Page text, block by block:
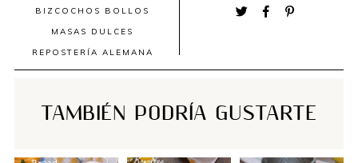
BIZCOCHOS
BOLLOS
MASAS DULCES
REPOSTERÍA ALEMANA
TAMBIÉN PODRÍA GUSTARTE